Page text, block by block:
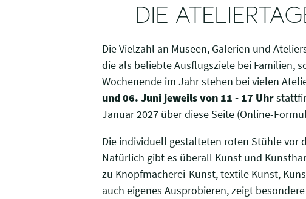
DIE
Die Vielzahl an Museen, Galerien und
die als beliebte Ausflugsziele bei Familien,
Wochenende im Jahr stehen bei vielen
und 06. Juni jeweils von 11 - 17 Uhr
Januar 2027 über diese Seite (Online-
Die individuell gestalteten roten Stühle vor
Natürlich gibt es überall Kunst und
zu Knopfmacherei-Kunst, textile Kunst,
auch eigenes Ausprobieren, zeigt